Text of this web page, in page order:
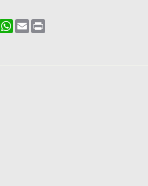
WhatsApp
Email